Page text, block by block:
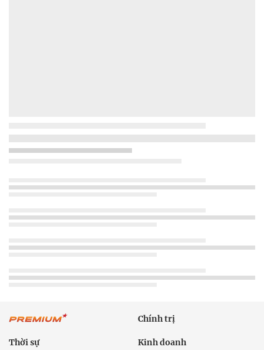
Chính trị
Thời sự Kinh doanh